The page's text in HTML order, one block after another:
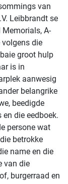
van
Leibbrandt se
Memorials, A-
die
groot hulp
is in
aanwesig
belangrike
beedigde
die eedboek.
persone wat
betrokke
name en die
van die
burgerraad en